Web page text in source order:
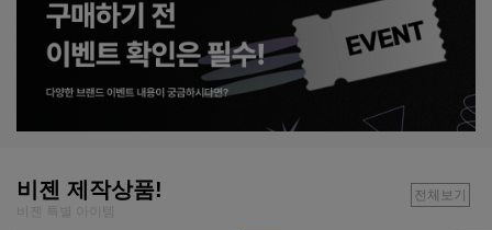
비젠 제작상품!
비젠 특별 아이템
전체보기